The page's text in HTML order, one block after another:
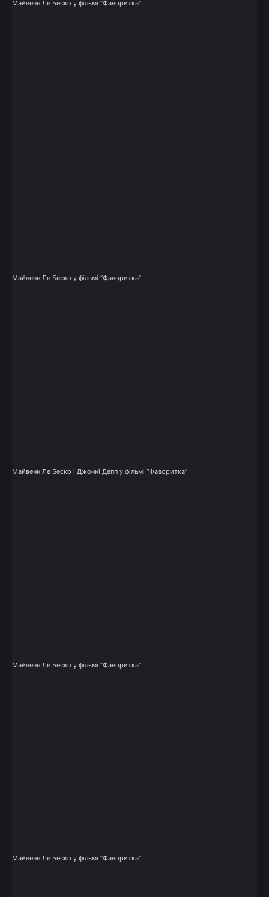
Майвенн Ле Беско у фільмі “Фаворитка”
Майвенн Ле Беско у фільмі “Фаворитка”
Майвенн Ле Беско і Джонні Депп у фільмі “Фаворитка”
Майвенн Ле Беско у фільмі “Фаворитка”
Майвенн Ле Беско у фільмі “Фаворитка”